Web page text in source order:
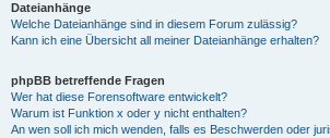
Dateianhänge
Welche Dateianhänge sind in diesem Forum zulässig?
Kann ich eine Übersicht all meiner Dateianhänge erhalten?
phpBB betreffende Fragen
Wer hat diese Forensoftware entwickelt?
Warum ist Funktion x oder y nicht enthalten?
An wen soll ich mich wenden, falls es Beschwerden oder